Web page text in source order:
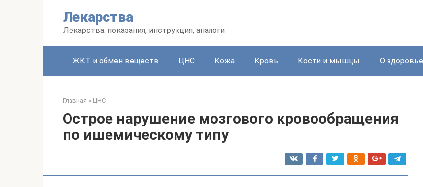
Лекарства
Лекарства: показания, инструкция, аналоги
ЖКТ и обмен веществ ЦНС Кожа Кровь Кости и мышцы О здоровье
Главная » ЦНС
Острое нарушение мозгового кровообращения
по ишемическому типу